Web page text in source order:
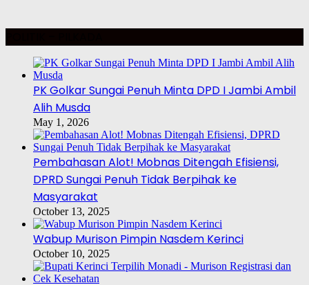
PK Golkar Sungai Penuh Minta DPD I Jambi Ambil
Alih Musda
May 1, 2026
Pembahasan Alot! Mobnas Ditengah Efisiensi,
DPRD Sungai Penuh Tidak Berpihak ke
Masyarakat
October 13, 2025
Wabup Murison Pimpin Nasdem Kerinci
October 10, 2025